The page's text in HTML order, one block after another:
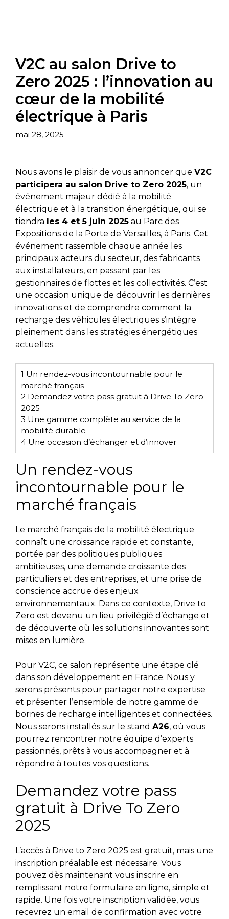
V2C au salon Drive to
Zero 2025 : l’innovation au
cœur de la mobilité
électrique à Paris
mai 28, 2025
Nous avons le plaisir de vous annoncer que V2C
participera au salon Drive to Zero 2025, un
événement majeur dédié à la mobilité
électrique et à la transition énergétique, qui se
tiendra les 4 et 5 juin 2025 au Parc des
Expositions de la Porte de Versailles, à Paris. Cet
événement rassemble chaque année les
principaux acteurs du secteur, des fabricants
aux installateurs, en passant par les
gestionnaires de flottes et les collectivités. C’est
une occasion unique de découvrir les dernières
innovations et de comprendre comment la
recharge des véhicules électriques s’intègre
pleinement dans les stratégies énergétiques
actuelles.
1 Un rendez-vous incontournable pour le
marché français
2 Demandez votre pass gratuit à Drive To Zero
2025
3 Une gamme complète au service de la
mobilité durable
4 Une occasion d’échanger et d’innover
Un rendez-vous
incontournable pour le
marché français
Le marché français de la mobilité électrique
connaît une croissance rapide et constante,
portée par des politiques publiques
ambitieuses, une demande croissante des
particuliers et des entreprises, et une prise de
conscience accrue des enjeux
environnementaux. Dans ce contexte, Drive to
Zero est devenu un lieu privilégié d’échange et
de découverte où les solutions innovantes sont
mises en lumière.
Pour V2C, ce salon représente une étape clé
dans son développement en France. Nous y
serons présents pour partager notre expertise
et présenter l’ensemble de notre gamme de
bornes de recharge intelligentes et connectées.
Nous serons installés sur le stand A26, où vous
pourrez rencontrer notre équipe d’experts
passionnés, prêts à vous accompagner et à
répondre à toutes vos questions.
Demandez votre pass
gratuit à Drive To Zero
2025
L’accès à Drive to Zero 2025 est gratuit, mais une
inscription préalable est nécessaire. Vous
pouvez dès maintenant vous inscrire en
remplissant notre formulaire en ligne, simple et
rapide. Une fois votre inscription validée, vous
recevrez un email de confirmation avec votre